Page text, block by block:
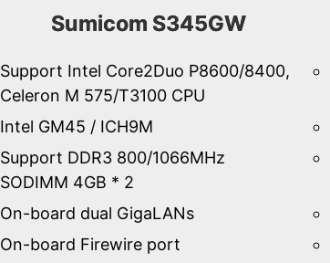
Sumicom S345GW
Support Intel Core2Duo P8600/8400,
Celeron M 575/T3100 CPU
Intel GM45 / ICH9M
Support DDR3 800/1066MHz
SODIMM 4GB * 2
On-board dual GigaLANs
On-board Firewire port